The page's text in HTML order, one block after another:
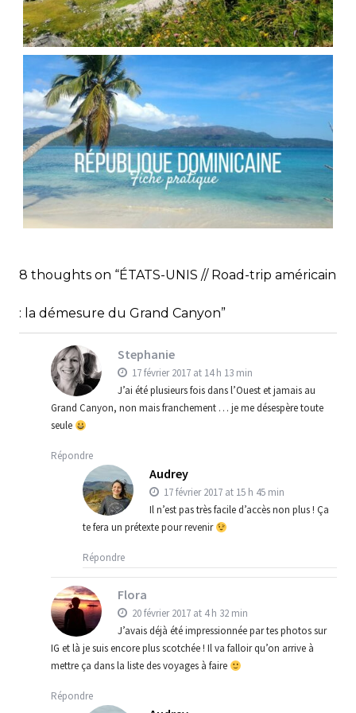
FRANCE // RANDONNÉE AU COL DES PORTES
D’OCHE
Audrey Blog,Europe
RÉPUBLIQUE DOMINICAINE // FICHE
Blog,Bons plans
8 thoughts on “ÉTATS-UNIS // Road-trip américain
: la démesure du Grand Canyon”
Stephanie
17 février 2017 at 14 h 13 min
J’ai été plusieurs fois dans l’Ouest et jamais au
Grand Canyon, non mais franchement … je me désespère toute
seule
Répondre
Audrey
17 février 2017 at 15 h 45 min
Il n’est pas très facile d’accès non plus ! Ça
te fera un prétexte pour revenir
Répondre
Flora
20 février 2017 at 4 h 32 min
J’avais déjà été impressionnée par tes photos sur
IG et là je suis encore plus scotchée ! Il va falloir qu’on arrive à
mettre ça dans la liste des voyages à faire
Répondre